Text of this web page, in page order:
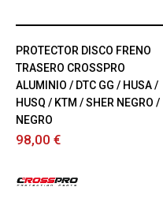
PROTECTOR DISCO FRENO
TRASERO CROSSPRO
ALUMINIO / DTC GG / HUSA /
HUSQ / KTM / SHER NEGRO /
NEGRO
98,00 €